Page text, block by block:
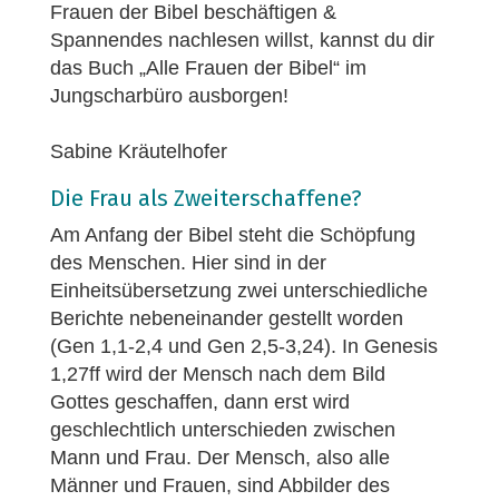
Frauen der Bibel beschäftigen &
Spannendes nachlesen willst, kannst du dir
das Buch „Alle Frauen der Bibel“ im
Jungscharbüro ausborgen!
Sabine Kräutelhofer
Die Frau als Zweiterschaffene?
Am Anfang der Bibel steht die Schöpfung
des Menschen. Hier sind in der
Einheitsübersetzung zwei unterschiedliche
Berichte nebeneinander gestellt worden
(Gen 1,1-2,4 und Gen 2,5-3,24). In Genesis
1,27ff wird der Mensch nach dem Bild
Gottes geschaffen, dann erst wird
geschlechtlich unterschieden zwischen
Mann und Frau. Der Mensch, also alle
Männer und Frauen, sind Abbilder des